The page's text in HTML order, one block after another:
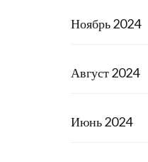
Ноябрь 2024
Август 2024
Июнь 2024